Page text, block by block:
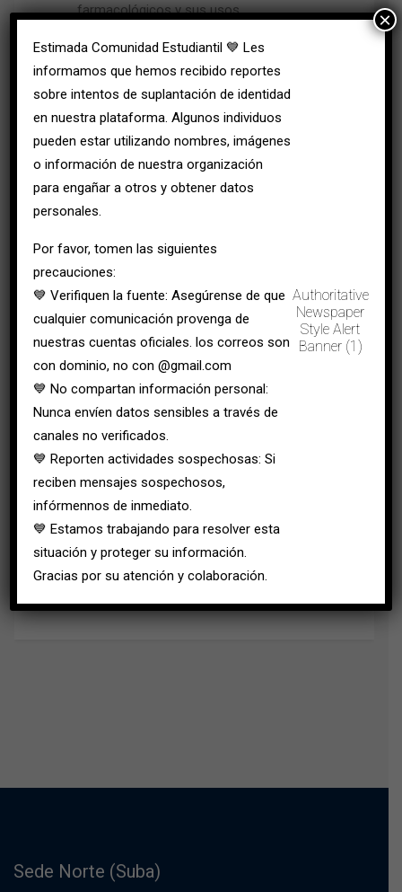
farmacológicos y sus usos.
respetando las normativas vigentes.
Identificar y clasificar los servicios
farmacéuticos según estándares
institucionales.
Tu formación en Inyectología te proporcionará
las herramientas necesarias para un ejercicio
diversas realidades del sector salud.
Programas relacionados
Curso Manejo de Pruebas en el Punto
de Atención (POCT) Bogotá
Sistemas Medised
Domina las competencias necesarias para el uso de
Sede Norte (Suba)
Estimada Comunidad Estudiantil 💙 Les
informamos que hemos recibido reportes
sobre intentos de suplantación de identidad
en nuestra plataforma. Algunos individuos
pueden estar utilizando nombres, imágenes
o información de nuestra organización
para engañar a otros y obtener datos
personales.
Por favor, tomen las siguientes
precauciones:
💙 Verifiquen la fuente: Asegúrense de que
cualquier comunicación provenga de
nuestras cuentas oficiales. los correos son
con dominio, no con @gmail.com
💙 No compartan información personal:
Nunca envíen datos sensibles a través de
canales no verificados.
💙 Reporten actividades sospechosas: Si
reciben mensajes sospechosos,
infórmennos de inmediato.
💙 Estamos trabajando para resolver esta
situación y proteger su información.
Gracias por su atención y colaboración.
Authoritative
Newspaper
Style Alert
Banner (1)
×